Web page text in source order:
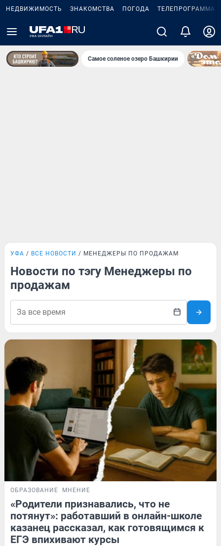
НЕДВИЖИМОСТЬ ЗНАКОМСТВА ПОГОДА ТЕЛЕПРОГРАММА
Самое соленое озеро Башкирии
УФА ВСЕ НОВОСТИ МЕНЕДЖЕРЫ ПО ПРОДАЖАМ
Новости по тэгу Менеджеры по
продажам
ОБРАЗОВАНИЕ МНЕНИЕ
«Родители признавались, что не
потянут»: работавший в онлайн-школе
казанец рассказал, как готовящимся к
ЕГЭ впихивают курсы